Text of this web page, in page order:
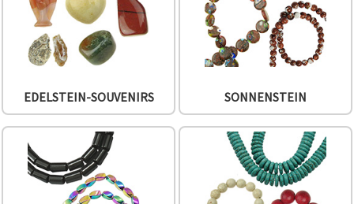
EDELSTEIN-SOUVENIRS SONNENSTEIN